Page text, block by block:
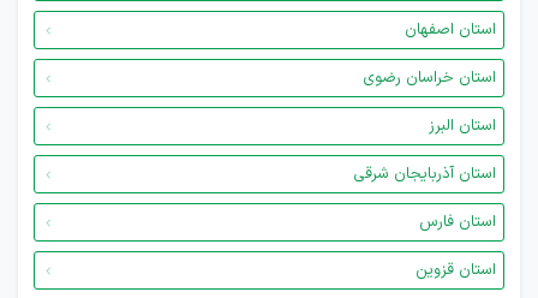
استان اصفهان
استان خراسان رضوی
استان البرز
استان آذربایجان شرقی
استان فارس
استان قزوین